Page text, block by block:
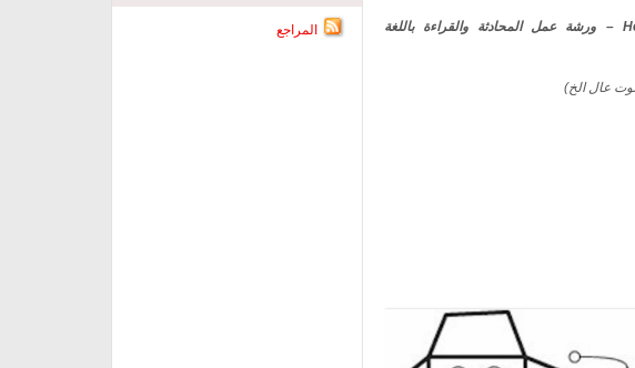
Heure du conte kamishibaï – ورشة عمل المحادثة والقراءة باللغة
المراجع